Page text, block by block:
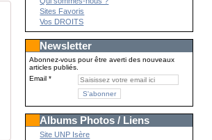
Sites Favoris
Vos DROITS
Newsletter
Abonnez-vous pour être averti des nouveaux
articles publiés.
Email
Albums Photos / Liens
Site UNP Isère